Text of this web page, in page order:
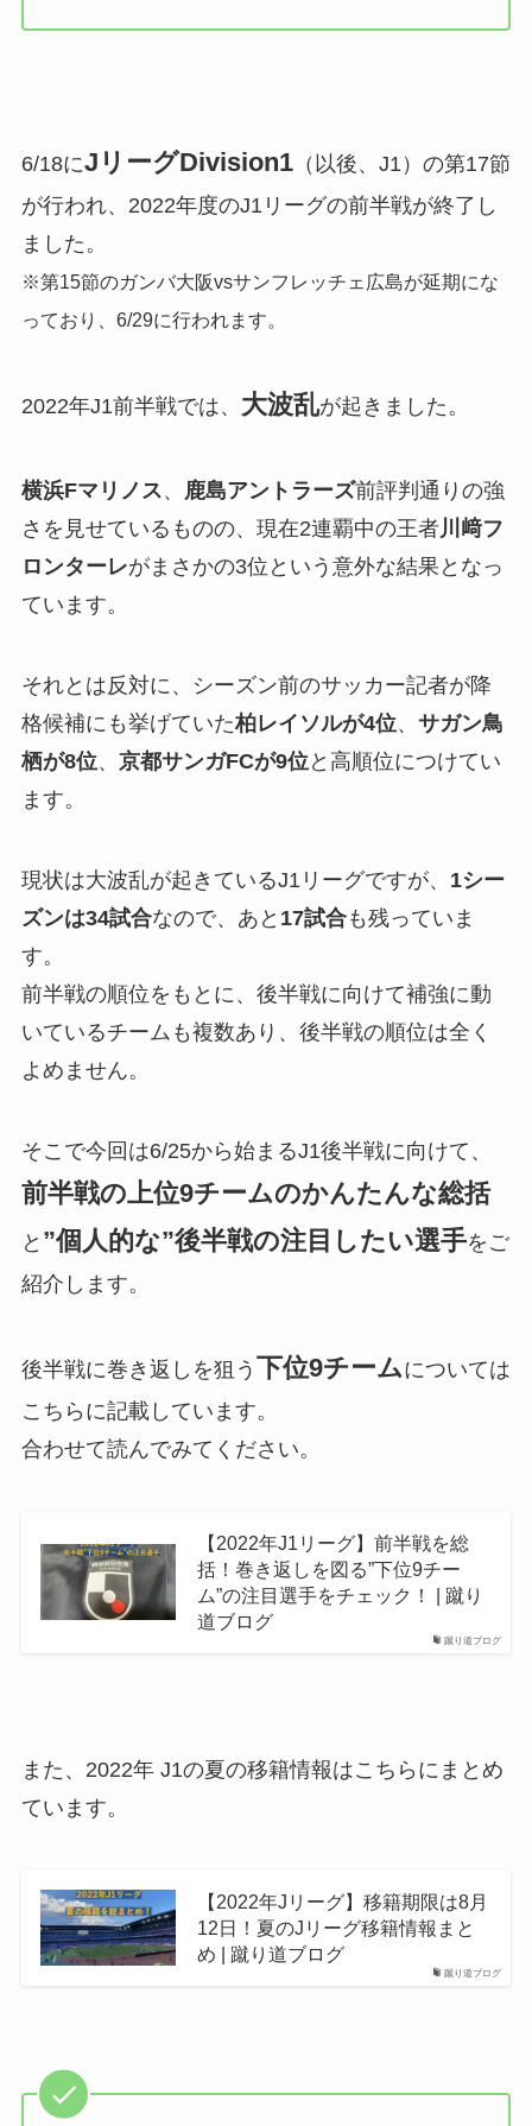
6/18にJリーグDivision1（以後、J1）の第17節
が行われ、2022年度のJ1リーグの前半戦が終了し
ました。
※第15節のガンバ大阪vsサンフレッチェ広島が延期にな
っており、6/29に行われます。
2022年J1前半戦では、 大波乱が起きました。
横浜Fマリノス、 鹿島アントラーズ前評判通りの強
さを見せているものの、現在2連覇中の王者川﨑フ
ロンターレがまさかの3位という意外な結果となっ
ています。
それとは反対に、シーズン前のサッカー記者が降
格候補にも挙げていた柏レイソルが4位、 サガン鳥
栖が8位、 京都サンガFCが9位 と高順位につけてい
ます。
現状は大波乱が起きているJ1リーグですが、 1シー
ズンは34試合なので、あと 17試合も残っていま
す。
前半戦の順位をもとに、後半戦に向けて補強に動
いているチームも複数あり、後半戦の順位は全く
よめません。
そこで今回は6/25から始まるJ1後半戦に向けて、
前半戦の上位9チームのかんたんな総括
と ”個人的な”後半戦の注目したい選手をご
紹介します。
後半戦に巻き返しを狙う 下位9チームについては
こちらに記載しています。
合わせて読んでみてください。
蹴り道ブログ
【2022年J1リーグ】前半戦を総
括！巻き返しを図る”下位9チー
ム”の注目選手をチェック！ | 蹴り
道ブログ
また、2022年 J1の夏の移籍情報はこちらにまとめ
ています。
蹴り道ブログ
【2022年Jリーグ】移籍期限は8月
12日！夏のJリーグ移籍情報まと
め | 蹴り道ブログ